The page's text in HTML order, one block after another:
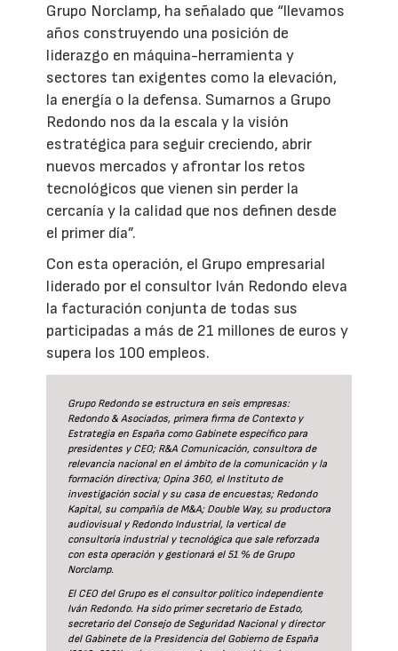
Grupo Norclamp, ha señalado que “llevamos
años construyendo una posición de
liderazgo en máquina-herramienta y
sectores tan exigentes como la elevación,
la energía o la defensa. Sumarnos a Grupo
Redondo nos da la escala y la visión
estratégica para seguir creciendo, abrir
nuevos mercados y afrontar los retos
tecnológicos que vienen sin perder la
cercanía y la calidad que nos definen desde
el primer día”.
Con esta operación, el Grupo empresarial
liderado por el consultor Iván Redondo eleva
la facturación conjunta de todas sus
participadas a más de 21 millones de euros y
supera los 100 empleos.
Grupo Redondo se estructura en seis empresas:
Redondo & Asociados, primera firma de Contexto y
Estrategia en España como Gabinete específico para
presidentes y CEO; R&A Comunicación, consultora de
relevancia nacional en el ámbito de la comunicación y la
formación directiva; Opina 360, el Instituto de
investigación social y su casa de encuestas; Redondo
Kapital, su compañía de M&A; Double Way, su productora
audiovisual y Redondo Industrial, la vertical de
consultoría industrial y tecnológica que sale reforzada
con esta operación y gestionará el 51 % de Grupo
Norclamp.
El CEO del Grupo es el consultor político independiente
Iván Redondo. Ha sido primer secretario de Estado,
secretario del Consejo de Seguridad Nacional y director
del Gabinete de la Presidencia del Gobierno de España